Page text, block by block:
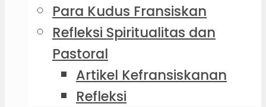
Para Kudus Fransiskan
Refleksi Spiritualitas dan
Pastoral
Artikel Kefransiskanan
Refleksi